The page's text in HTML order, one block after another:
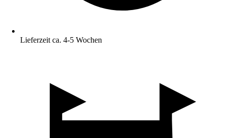
Lieferzeit ca. 4-5 Wochen